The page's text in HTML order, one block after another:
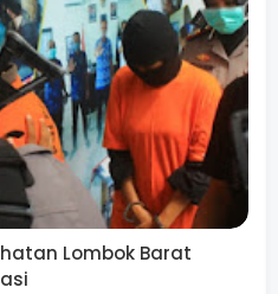
dihadapinya, Frederic
memberikan
sebagai WNA yang telah
di Lombok. Ia
objektif tanpa memandang
Lombok Barat